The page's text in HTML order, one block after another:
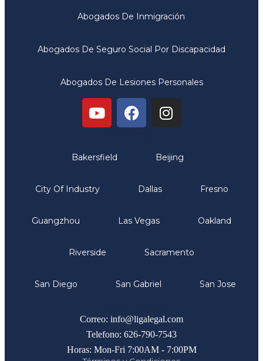
Abogados De Inmigración
Abogados De Seguro Social Por Discapacidad
Abogados De Lesiones Personales
Bakersfield Beijing
City Of Industry Dallas Fresno
Guangzhou Las Vegas Oakland
Riverside Sacramento
San Diego San Gabriel San Jose
Correo: info@ligalegal.com
Telefono: 626-790-7543
Horas: Mon-Fri 7:00AM - 7:00PM